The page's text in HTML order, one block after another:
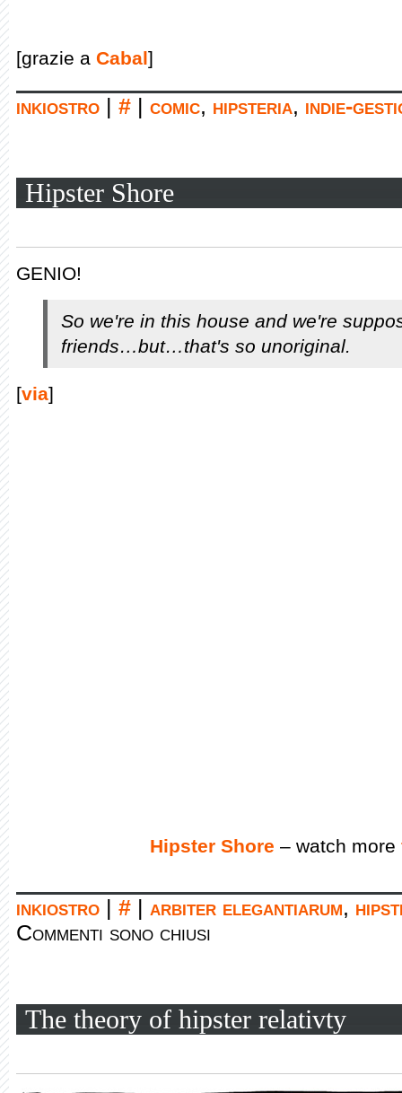
[grazie a Cabal]
inkiostro # comic, hipsteria, indie-
Hipster Shore
GENIO!
So we're in this house and we're
friends…but…that's so unoriginal.
[via]
Hipster Shore – watch more
inkiostro # arbiter elegantiarum,
Commenti sono chiusi
The theory of hipster relativty